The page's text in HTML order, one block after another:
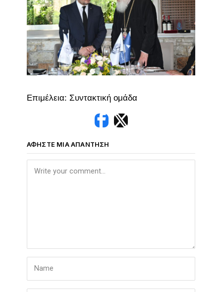
Επιμέλεια: Συντακτική ομάδα
ΑΦΉΣΤΕ ΜΙΑ ΑΠΆΝΤΗΣΗ